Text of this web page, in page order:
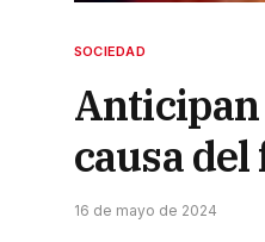
SOCIEDAD
Anticipan
causa
16 de mayo de 2024